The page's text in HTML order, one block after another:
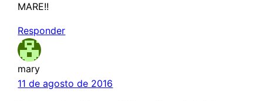
MARE!!
Responder
mary
11 de agosto de 2016